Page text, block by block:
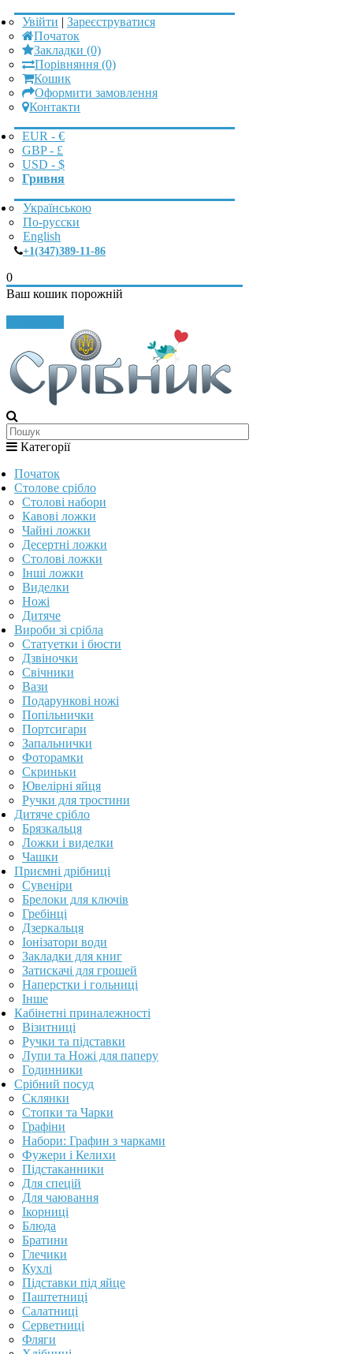
Увійти | Зареєструватися
Початок
Закладки (0)
Порівняння (0)
Кошик
Оформити замовлення
Контакти
EUR - €
GBP - £
USD - $
Гривня
Українською
По-русски
English
+1(347)389-11-86
0
Ваш кошик порожній
Категорії
Початок
Столове срібло
Столові набори
Кавові ложки
Чайні ложки
Десертні ложки
Столові ложки
Інші ложки
Виделки
Ножі
Дитяче
Вироби зі срібла
Статуетки і бюсти
Дзвіночки
Свічники
Вази
Подарункові ножі
Попільнички
Портсигари
Запальнички
Фоторамки
Скриньки
Ювелірні яйця
Ручки для тростини
Дитяче срібло
Брязкальця
Ложки і виделки
Чашки
Приємні дрібниці
Сувеніри
Брелоки для ключів
Гребінці
Дзеркальця
Іонізатори води
Закладки для книг
Затискачі для грошей
Наперстки і гольниці
Інше
Кабінетні приналежності
Візитниці
Ручки та підставки
Лупи та Ножі для паперу
Годинники
Срібний посуд
Склянки
Стопки та Чарки
Графіни
Набори: Графин з чарками
Фужери і Келихи
Підстаканники
Для спецій
Для чаювання
Ікорниці
Блюда
Братини
Глечики
Кухлі
Підставки під яйце
Паштетниці
Салатниці
Серветниці
Фляги